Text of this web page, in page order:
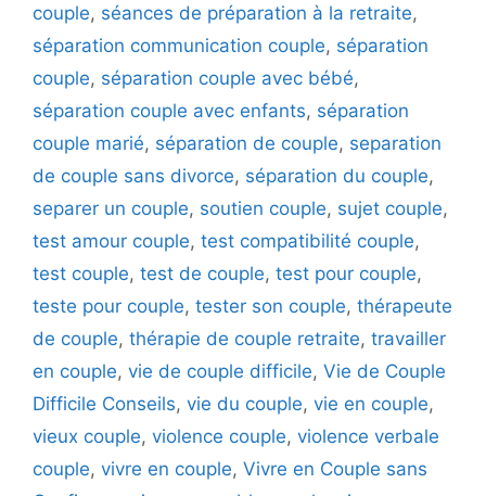
couple, séances de préparation à la retraite,
séparation communication couple, séparation
couple, séparation couple avec bébé,
séparation couple avec enfants, séparation
couple marié, séparation de couple, separation
de couple sans divorce, séparation du couple,
separer un couple, soutien couple, sujet couple,
test amour couple, test compatibilité couple,
test couple, test de couple, test pour couple,
teste pour couple, tester son couple, thérapeute
de couple, thérapie de couple retraite, travailler
en couple, vie de couple difficile, Vie de Couple
Difficile Conseils, vie du couple, vie en couple,
vieux couple, violence couple, violence verbale
couple, vivre en couple, Vivre en Couple sans